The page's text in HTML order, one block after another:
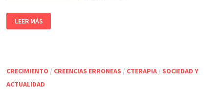
LEER MÁS
CRECIMIENTO / CREENCIAS ERRONEAS / CTERAPIA/ SOCIEDAD Y
ACTUALIDAD